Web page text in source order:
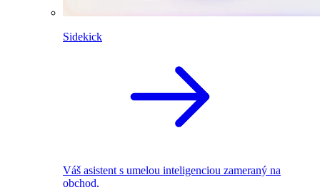
Sidekick
Váš asistent s umelou inteligenciou zameraný na
obchod.